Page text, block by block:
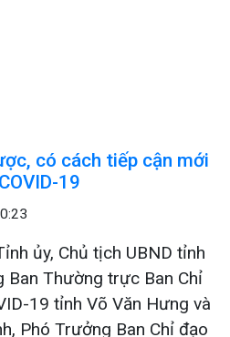
có cách tiếp cận mới
19
ủy, Chủ tịch UBND tỉnh
Ban Thường trực Ban Chỉ
19 tỉnh Võ Văn Hưng và
Phó Trưởng Ban Chỉ đạo